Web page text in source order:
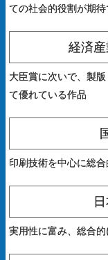
ての社会的役割が期
経済
大臣賞に次いで、製
て優れている作品
印刷技術を中心に総
実用性に富み、総合